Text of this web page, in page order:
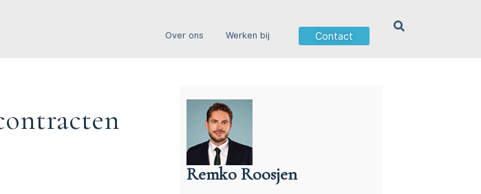
Over ons Werken bij Contact
Remko Roosjen
Advocaat contractenrecht